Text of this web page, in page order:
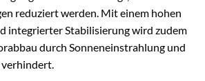
reduziert werden. Mit einem hohen
integrierter Stabilisierung wird zudem
durch Sonneneinstrahlung und
verhindert.